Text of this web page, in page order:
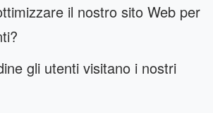
il nostro sito Web per
gli utenti visitano i nostri